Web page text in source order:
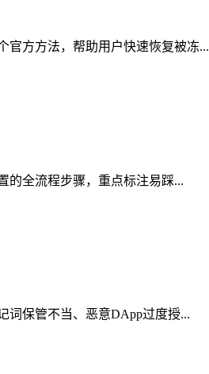
官方方法，帮助用户快速恢复被冻...
的全流程步骤，重点标注易踩...
词保管不当、恶意DApp过度授...